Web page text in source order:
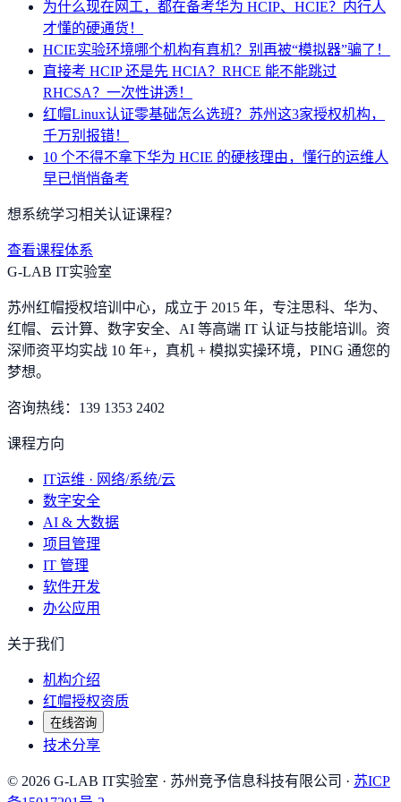
为什么现在网工，都在备考华为 HCIP、HCIE？内行人
才懂的硬通货！
HCIE实验环境哪个机构有真机？别再被“模拟器”骗了！
直接考 HCIP 还是先 HCIA？RHCE 能不能跳过
RHCSA？一次性讲透！
红帽Linux认证零基础怎么选班？苏州这3家授权机构，
千万别报错！
10 个不得不拿下华为 HCIE 的硬核理由，懂行的运维人
早已悄悄备考
想系统学习相关认证课程？
查看课程体系
G-LAB IT实验室
苏州红帽授权培训中心，成立于 2015 年，专注思科、华为、
红帽、云计算、数字安全、AI 等高端 IT 认证与技能培训。资
深师资平均实战 10 年+，真机 + 模拟实操环境， PING 通您的
梦想。
咨询热线： 139 1353 2402
课程方向
IT运维 · 网络/系统/云
数字安全
AI & 大数据
项目管理
IT 管理
软件开发
办公应用
关于我们
机构介绍
红帽授权资质
在线咨询
技术分享
© 2026 G-LAB IT实验室 · 苏州竞予信息科技有限公司 · 苏ICP